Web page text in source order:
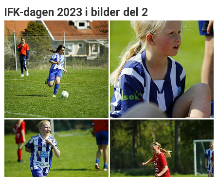
IFK-dagen 2023 i bilder del 2